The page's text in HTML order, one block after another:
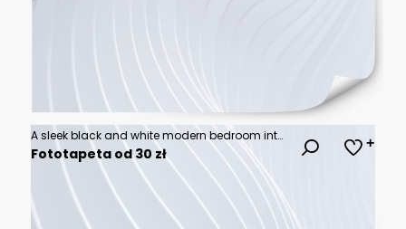
A sleek black and white modern bedroom interior with a bold contrast. The bed, with a tufted black leather headboard, is dressed in crisp white bedding, complemented by black accent pillows
Fototapeta od 30 zł